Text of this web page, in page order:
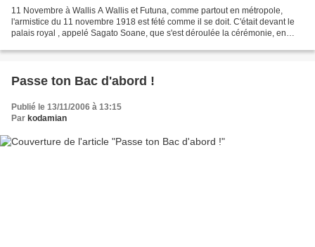
11 Novembre à Wallis A Wallis et Futuna, comme partout en métropole,
l'armistice du 11 novembre 1918 est fété comme il se doit. C'était devant le
palais royal , appelé Sagato Soane, que s'est déroulée la cérémonie, en
Passe ton Bac d'abord !
Publié le 13/11/2006 à 13:15
Par kodamian